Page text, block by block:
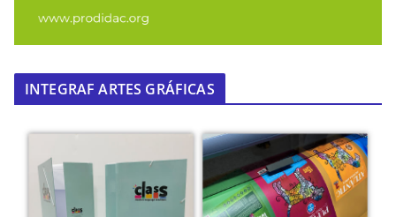
INTEGRAF ARTES GRÁFICAS